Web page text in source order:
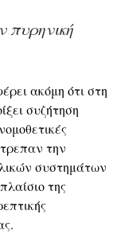
πυρηνική
ακόμη ότι στη
συζήτηση
την
συστημάτων
της